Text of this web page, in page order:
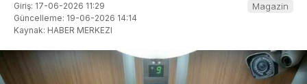
Giriş: 17-06-2026 11:29
Güncelleme: 19-06-2026 14:14
Kaynak: HABER MERKEZI
Magazin